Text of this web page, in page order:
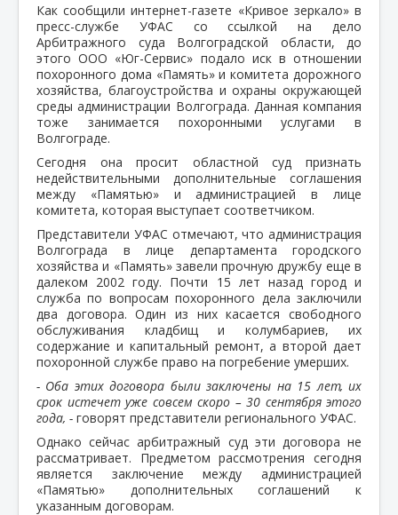
Как сообщили интернет-газете «Кривое зеркало» в
пресс-службе УФАС со ссылкой на дело
Арбитражного суда Волгоградской области, до
этого ООО «Юг-Сервис» подало иск в отношении
похоронного дома «Память» и комитета дорожного
хозяйства, благоустройства и охраны окружающей
среды администрации Волгограда. Данная компания
тоже занимается похоронными услугами в
Волгограде.
Сегодня она просит областной суд признать
недействительными дополнительные соглашения
между «Памятью» и администрацией в лице
комитета, которая выступает соответчиком.
Представители УФАС отмечают, что администрация
Волгограда в лице департамента городского
хозяйства и «Память» завели прочную дружбу еще в
далеком 2002 году. Почти 15 лет назад город и
служба по вопросам похоронного дела заключили
два договора. Один из них касается свободного
обслуживания кладбищ и колумбариев, их
содержание и капитальный ремонт, а второй дает
похоронной службе право на погребение умерших.
- Оба этих договора были заключены на 15 лет, их
срок истечет уже совсем скоро – 30 сентября этого
года, - говорят представители регионального УФАС.
Однако сейчас арбитражный суд эти договора не
рассматривает. Предметом рассмотрения сегодня
является заключение между администрацией
«Памятью» дополнительных соглашений к
указанным договорам.